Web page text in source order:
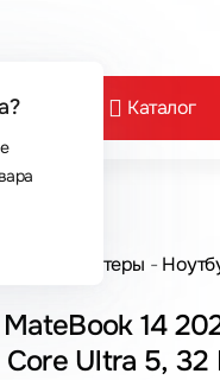
Каталог
Компьютеры
14
Ultra 5, 32